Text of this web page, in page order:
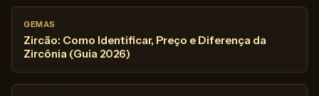
GEMAS
Zircão: Como Identificar, Preço e Diferença da
Zircônia (Guia 2026)